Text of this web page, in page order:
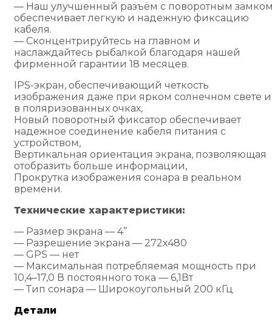
— Наш улучшенный разъём с поворотным
обеспечивает легкую и надежную фиксацию
кабеля.
— Сконцентрируйтесь на главном и
наслаждайтесь рыбалкой благодаря нашей
фирменной гарантии 18 месяцев.
IPS-экран, обеспечивающий четкость
изображения даже при ярком солнечном свете и
в поляризованных очках,
Новый поворотный фиксатор обеспечивает
надежное соединение кабеля питания с
устройством,
Вертикальная ориентация экрана, позволяющая
отобразить больше информации,
Прокрутка изображения сонара в реальном
времени.
Технические характеристики:
— Размер экрана — 4’’
— Разрешение экрана — 272х480
— GPS — нет
— Максимальная потребляемая мощность при
10,4–17,0 В постоянного тока — 6,1Вт
— Тип сонара — Широкоугольный 200 кГц
Детали